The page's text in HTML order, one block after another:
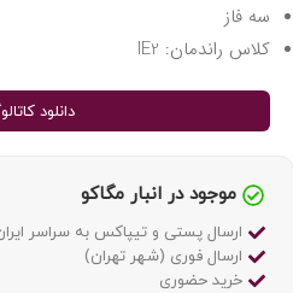
سه فاز
کلاس راندمان: IE2
دانلود
موجود در انبار مگاکو
ارسال پستی و تیپاکس به سراسر
ارسال فوری (شهر تهران)
خرید حضوری